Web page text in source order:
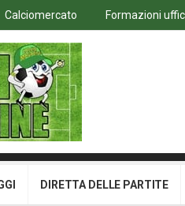
Calciomercato Formazioni
DIRETTA DELLE PARTITE